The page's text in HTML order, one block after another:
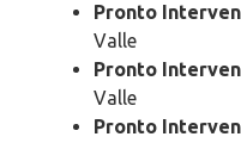
Pronto
Valle
Pronto
Valle
Pronto